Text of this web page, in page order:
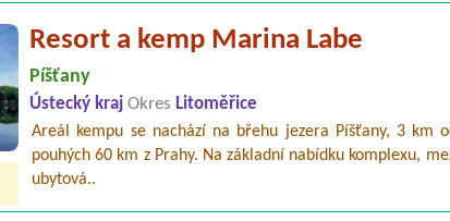
Resort a kemp Marina Labe
Píšťany
Ústecký krajOkres Litoměřice
Areál kempu se nachází na břehu jezera Píšťany, 3 km
pouhých 60 km z Prahy. Na základní nabídku komplexu,
ubytová..